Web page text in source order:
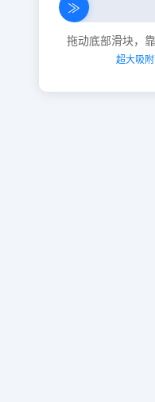
≫
拖动底部滑块，
超大吸